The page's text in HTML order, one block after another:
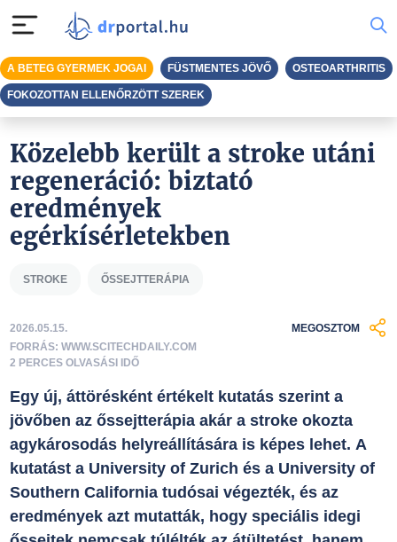
Közelebb került a stroke utáni
regeneráció: biztató
eredmények
egérkísérletekben
STROKE ŐSSEJTTERÁPIA
2026.05.15.
FORRÁS: WWW.SCITECHDAILY.COM
2 PERCES OLVASÁSI IDŐ
MEGOSZTOM
Egy új, áttörésként értékelt kutatás szerint a
jövőben az őssejtterápia akár a stroke okozta
agykárosodás helyreállítására is képes lehet. A
kutatást a University of Zurich és a University of
Southern California tudósai végezték, és az
eredmények azt mutatták, hogy speciális idegi
A BETEG GYERMEK JOGAI FÜSTMENTES JÖVŐ OSTEOARTHRITIS
FOKOZOTTAN ELLENŐRZÖTT SZEREK